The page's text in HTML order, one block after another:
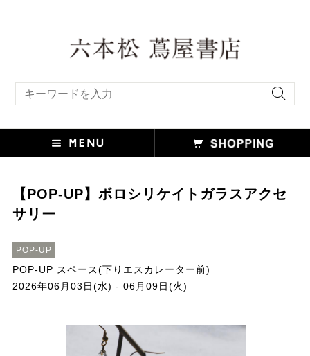
【POP-UP】ボロシリケイトガラスアクセ
サリー
POP-UP
POP-UP スペース(下りエスカレーター前)
2026年06月03日(水) - 06月09日(火)